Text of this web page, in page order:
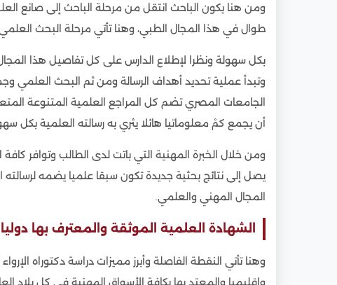
ومن هنا يكون الباحث انتقل من مرحلة الباحث إلى صانع
طوال في هذا المجال الطبي، وهنا تأتي مرحلة البحث
بكل سهولة ونظرا لإطلاع الدارس على كل تفاصيل هذا
وتبدأ عملية تحديد أهداف الرسالة ومن ثم البحث
الجامعات المصري تضم كل المراجع العلمية المتنوعة
أن يجمع كمْ معلوماتيا هائلا يثري به رسالته العلمية بكل
ومن خلال الخبرة المهنية التي باتت لدى الطالب وتوافر
يصل إلى نتائج بحثية جديدة تكون سبقا علميا يضمه
المجال المهني والعلمي.
الشهادة العلمية الموثقة والمعترف بها دوليا
وهنا تأتي النقطة الفاصلة وأبرز مميزات دراسة دكتوراه
وإقليميا والمعتد بها بكافة الأسواق المهنية في كل بلاد